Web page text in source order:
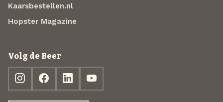
Kaarsbestellen.nl
Hopster Magazine
Volg de Beer